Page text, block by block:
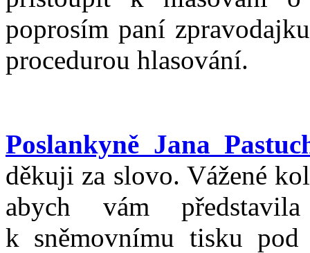
poprosím paní
procedurou hlasování.
Poslankyně Jana
děkuji za slovo. Vážené
abych vám
k sněmovnímu tisku